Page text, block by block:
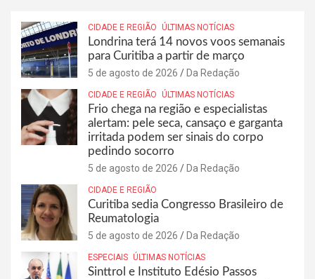
CIDADE E REGIÃO ÚLTIMAS NOTÍCIAS
Londrina terá 14 novos voos semanais
para Curitiba a partir de março
5 de agosto de 2026 Da Redação
CIDADE E REGIÃO ÚLTIMAS NOTÍCIAS
Frio chega na região e especialistas
alertam: pele seca, cansaço e garganta
irritada podem ser sinais do corpo
pedindo socorro
5 de agosto de 2026 Da Redação
CIDADE E REGIÃO
Curitiba sedia Congresso Brasileiro de
Reumatologia
5 de agosto de 2026 Da Redação
ESPECIAIS ÚLTIMAS NOTÍCIAS
Sinttrol e Instituto Edésio Passos